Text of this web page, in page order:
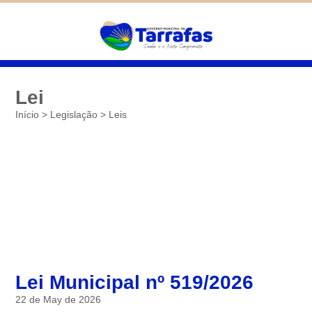
Lei
Início > Legislação > Leis
Lei Municipal nº 519/2026
22 de May de 2026
Diminuir
Padrão
Aumentar
associados ao site oferecido por outras
empresas e que não temos controle sobre as
informações coletadas. Neste site utilizamos
o Google Analytics. Você pode obter mais
deles em